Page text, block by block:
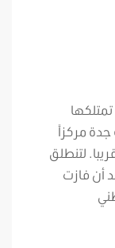
جدة مركزاً
لتنطلق
أن فازت